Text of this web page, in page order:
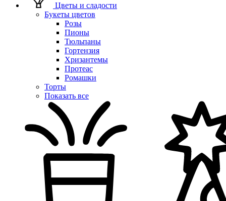
Цветы и сладости
Букеты цветов
Розы
Пионы
Тюльпаны
Гортензия
Хризантемы
Протеас
Ромашки
Торты
Показать все